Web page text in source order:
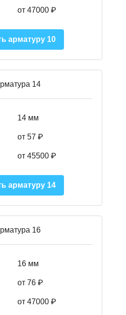
от 47000 ₽
арматуру 10
14
14 мм
от 57 ₽
от 45500 ₽
арматуру 14
16
16 мм
от 76 ₽
от 47000 ₽